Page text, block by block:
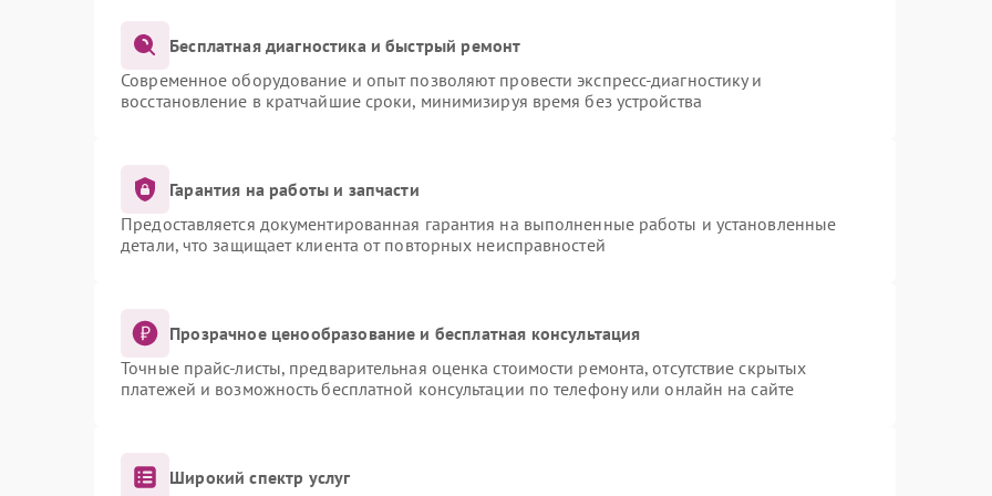
Бесплатная диагностика и быстрый ремонт
Современное оборудование и опыт позволяют провести экспресс-диагностику и
восстановление в кратчайшие сроки, минимизируя время без устройства
Гарантия на работы и запчасти
Предоставляется документированная гарантия на выполненные работы и установленные
детали, что защищает клиента от повторных неисправностей
Прозрачное ценообразование и бесплатная консультация
Точные прайс-листы, предварительная оценка стоимости ремонта, отсутствие скрытых
платежей и возможность бесплатной консультации по телефону или онлайн на сайте
Широкий спектр услуг